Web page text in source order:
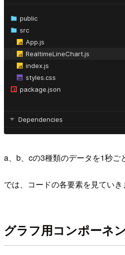
a、b、cの3種類のデータを1秒
では、コードの各要素を見ていき
グラフ用コンポーネ